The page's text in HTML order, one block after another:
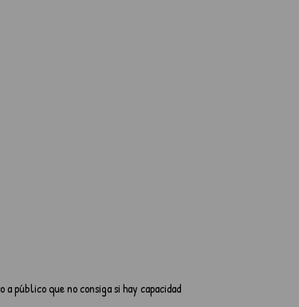
público que no consiga si hay capacidad